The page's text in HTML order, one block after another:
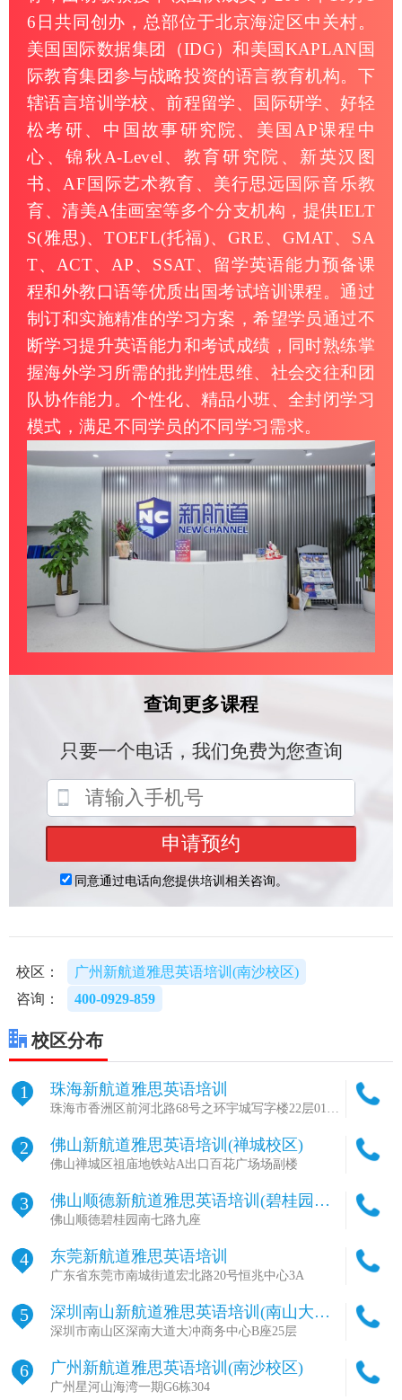
6日共同创办，总部位于北京海淀区中关村。
美国国际数据集团（IDG）和美国KAPLAN国
际教育集团参与战略投资的语言教育机构。下
辖语言培训学校、前程留学、国际研学、好轻
松考研、中国故事研究院、美国AP课程中
心、锦秋A-Level、教育研究院、新英汉图
书、AF国际艺术教育、美行思远国际音乐教
育、清美A佳画室等多个分支机构，提供IELT
S(雅思)、TOEFL(托福)、GRE、GMAT、SA
T、ACT、AP、SSAT、留学英语能力预备课
程和外教口语等优质出国考试培训课程。通过
制订和实施精准的学习方案，希望学员通过不
断学习提升英语能力和考试成绩，同时熟练掌
握海外学习所需的批判性思维、社会交往和团
队协作能力。个性化、精品小班、全封闭学习
模式，满足不同学员的不同学习需求。
校区：
广州新航道雅思英语培训(南沙校区)
咨询：
400-0929-859
校区分布
1 珠海新航道雅思英语培训
珠海市香洲区前河北路68号之环宇城写字楼22层01单
2 佛山新航道雅思英语培训(禅城校区)
佛山禅城区祖庙地铁站A出口百花广场场副楼
3
佛山顺德新航道雅思英语培训(碧桂园校
区)
佛山顺德碧桂园南七路九座
4 东莞新航道雅思英语培训
广东省东莞市南城街道宏北路20号恒兆中心3A
5
深圳南山新航道雅思英语培训(南山大冲
校区)
深圳市南山区深南大道大冲商务中心B座25层
6 广州新航道雅思英语培训(南沙校区)
广州星河山海湾一期G6栋304